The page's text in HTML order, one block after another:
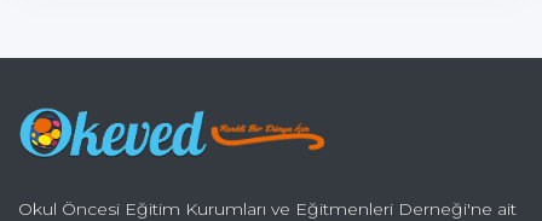
Okul Öncesi Eğitim Kurumları ve Eğitmenleri Derneği'ne ait